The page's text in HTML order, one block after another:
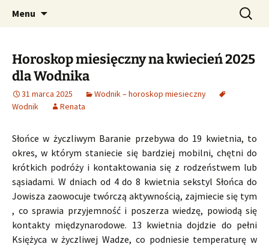
CzaroMarowy horoskop
dzienny, miesięczny i
tygodniowy
Profesjonalne przepowiednie astrologiczne
Menu Szukaj:
Horoskop miesięczny na kwiecień 2025
dla Wodnika
31 marca 2025
Wodnik – horoskop miesieczny
Wodnik
Renata
Słońce w życzliwym Baranie przebywa do 19 kwietnia, to
okres, w którym staniecie się bardziej mobilni, chętni do
krótkich podróży i kontaktowania się z rodzeństwem lub
sąsiadami. W dniach od 4 do 8 kwietnia sekstyl Słońca do
Jowisza zaowocuje twórczą aktywnością, zajmiecie się tym
, co sprawia przyjemność i poszerza wiedzę, powiodą się
kontakty międzynarodowe. 13 kwietnia dojdzie do pełni
Księżyca w życzliwej Wadze, co podniesie temperaturę w